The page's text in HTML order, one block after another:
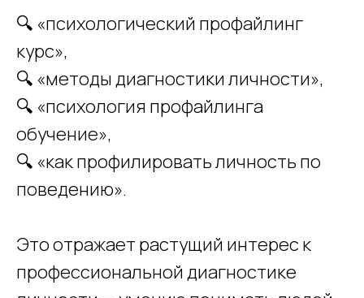
🔍 «психологический профайлинг
курс»,
🔍 «методы диагностики личности»,
🔍 «психология профайлинга
обучение»,
🔍 «как профилировать личность по
поведению».
Это отражает растущий интерес к
профессиональной диагностике